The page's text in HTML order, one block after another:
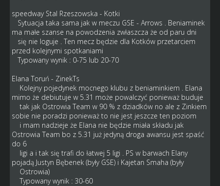
speedway Stal Rzeszowska - Kotki
Sytuacja taka sama jak w meczu GSE - Arrows . Beniaminek
ma małe szanse na powodzenia zwłaszcza że od paru dni
się nie loguje . Ten mecz będzie dla Kotków przetarciem
przed kolejnymi spotkaniami
Typowany wynik : 0-75 lub 20-70
Elana Toruń - ZinekTs
Kolejny pojedynek mocnego klubu z beniaminkiem . Elana
mimo że debiutuje w 5.31 może powalczyć ponieważ buduje
tak jak Ostrowia Team w 90 % z dziadków no ale z Zinkiem
sobie nie poradzi ponieważ to nie jest jeszcze ten poziom
i mam nadzieje że Elana nie będzie miała składu jak
Ostrowia Team bo z 5.31 już jedyną droga awansu jest spaść
do 6
ligi a i tak się trafi do łatwej 5 ligi . PS w barwach Elany
pojadą Justyn Bębenek (były GSE) i Kajetan Smaha (były
Ostrowia)
Typowany wynik : 30-60